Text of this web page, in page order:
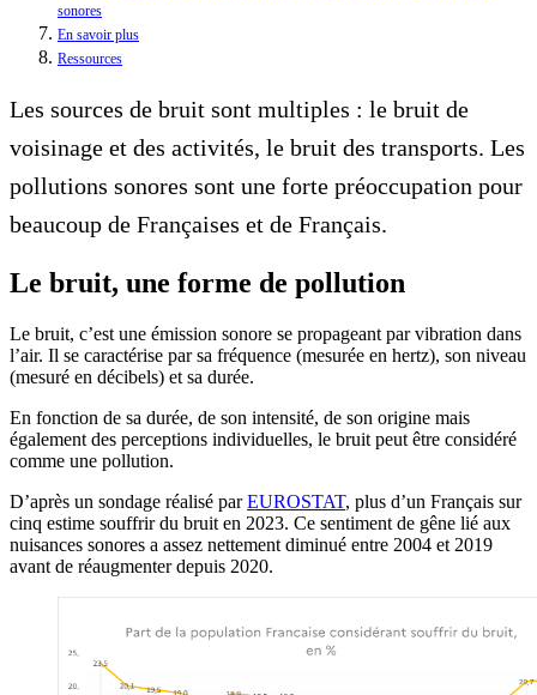
sonores
En savoir plus
Ressources
Les sources de bruit sont multiples : le bruit de
voisinage et des activités, le bruit des transports. Les
pollutions sonores sont une forte préoccupation pour
beaucoup de Françaises et de Français.
Le bruit, une forme de pollution
Le bruit, c’est une émission sonore se propageant par vibration dans
l’air. Il se caractérise par sa fréquence (mesurée en hertz), son niveau
(mesuré en décibels) et sa durée.
En fonction de sa durée, de son intensité, de son origine mais
également des perceptions individuelles, le bruit peut être considéré
comme une pollution.
D’après un sondage réalisé parEUROSTAT, plus d’un Français sur
cinq estime souffrir du bruit en 2023. Ce sentiment de gêne lié aux
nuisances sonores a assez nettement diminué entre 2004 et 2019
avant de réaugmenter depuis 2020.